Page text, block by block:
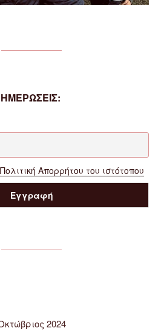
Απορρήτου του ιστότοπου
2024